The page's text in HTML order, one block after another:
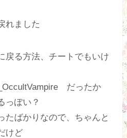
れました
戻る方法、チートでもいけ
だったか
っぽい？
たばかりなので、ちゃんと
けど